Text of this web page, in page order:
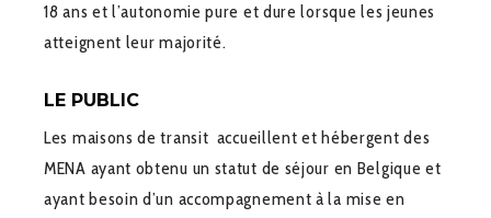
18 ans et l’autonomie pure et dure lorsque les jeunes
atteignent leur majorité.
LE PUBLIC
Les maisons de transit accueillent et hébergent des
MENA ayant obtenu un statut de séjour en Belgique et
ayant besoin d’un accompagnement à la mise en